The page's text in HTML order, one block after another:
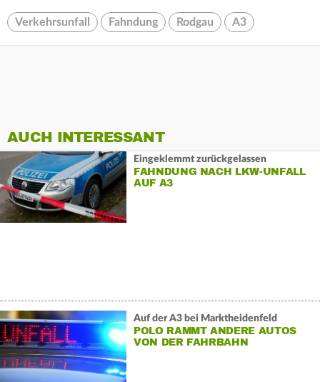
Verkehrsunfall Fahndung Rodgau A3
AUCH INTERESSANT
Eingeklemmt zurückgelassen
FAHNDUNG NACH LKW-UNFALL
AUF A3
Auf der A3 bei Marktheidenfeld
POLO RAMMT ANDERE AUTOS
VON DER FAHRBAHN